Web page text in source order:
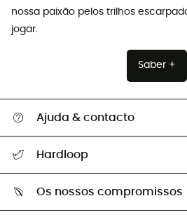
nossa paixão pelos trilhos
jogar.
Saber +
Ajuda & contacto
Devoluções e reembolsos
Guia de tamanhos
Hardloop
Os nossos compromissos